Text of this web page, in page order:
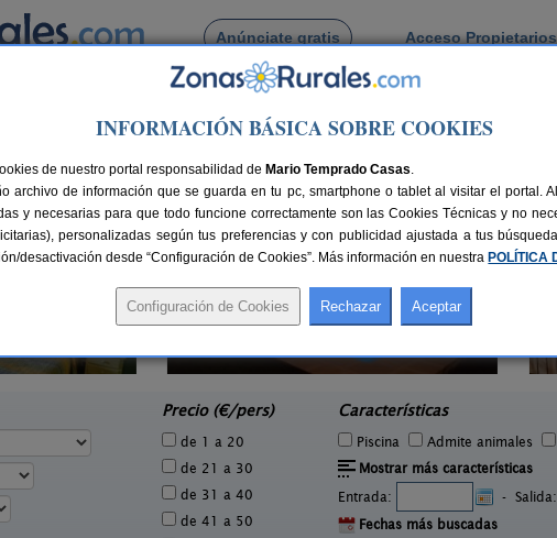
Anúnciate gratis Acceso Propietarios
Busca por pueblo
de Jalon de Cameros
La Posada del Santo
Precio (€/pers)
de 1 a 20
de 21 a 30
de 31 a 40
de 41 a 50
Características
Piscina Admite animales
Mostrar más características
Entrada:
- Salida:
Fechas más buscadas
INFORMACIÓN BÁSICA SOBRE COOKIES
de nuestro portal responsabilidad de Mario Temprado Casas.
archivo de información que se guarda en tu pc, smartphone o tablet al visitar el portal.
y necesarias para que todo funcione correctamente son las Cookies Técnicas y no
personalizadas según tus preferencias y con publicidad ajustada a tus
desactivación desde “Configuración de Cookies”. Más información en nuestra POLÍTICA